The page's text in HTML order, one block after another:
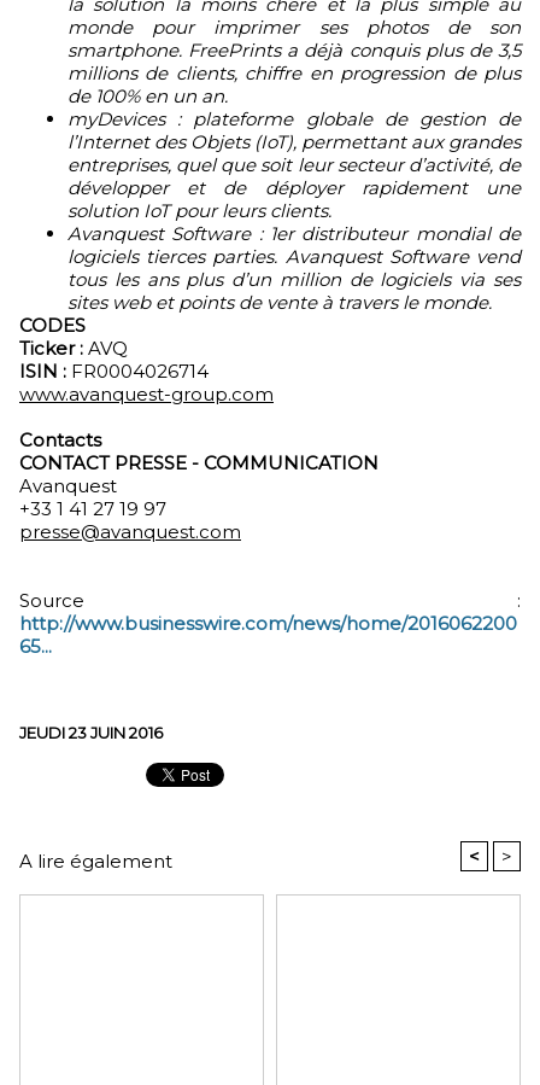
monde pour imprimer ses photos de son
smartphone. FreePrints a déjà conquis plus de 3,5
millions de clients, chiffre en progression de plus
de 100% en un an.
myDevices : plateforme globale de gestion de
l’Internet des Objets (IoT), permettant aux grandes
entreprises, quel que soit leur secteur d’activité, de
développer et de déployer rapidement une
solution IoT pour leurs clients.
Avanquest Software : 1er distributeur mondial de
logiciels tierces parties. Avanquest Software vend
tous les ans plus d’un million de logiciels via ses
sites web et points de vente à travers le monde.
CODES
Ticker : AVQ
ISIN : FR0004026714
www.avanquest-group.com
Contacts
CONTACT PRESSE - COMMUNICATION
Avanquest
+33 1 41 27 19 97
presse@avanquest.com
Source :
http://www.businesswire.com/news/home/2016062200
65...
JEUDI 23 JUIN 2016
A lire également < >